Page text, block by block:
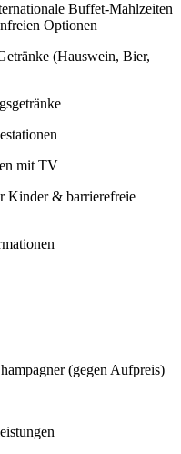
Buffet-Mahlzeiten
Optionen
(Hauswein, Bier,
mit TV
Kinder & barrierefreie
(gegen Aufpreis)